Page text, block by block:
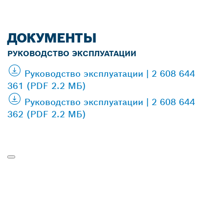
ДОКУМЕНТЫ
РУКОВОДСТВО ЭКСПЛУАТАЦИИ
Руководство эксплуатации | 2 608 644
361 (PDF 2.2 МБ)
Руководство эксплуатации | 2 608 644
362 (PDF 2.2 МБ)